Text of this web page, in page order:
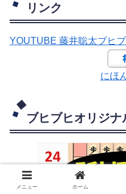
リンク
YOUTUBE 藤井聡太ブヒ
にほ
ブヒブヒオリジナ
メニュー ホーム